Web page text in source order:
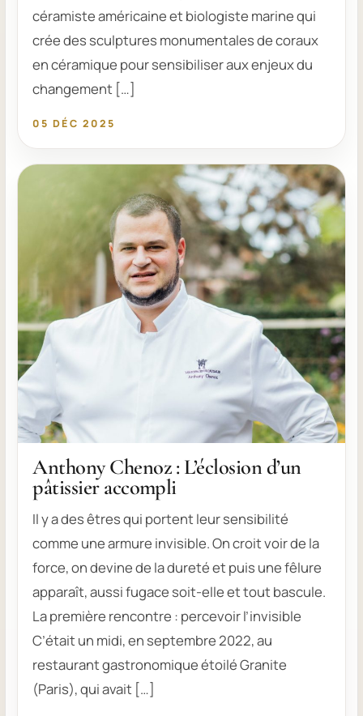
céramiste américaine et biologiste marine qui
crée des sculptures monumentales de coraux
en céramique pour sensibiliser aux enjeux du
changement […]
05 DÉC 2025
Anthony Chenoz : L’éclosion d’un
pâtissier accompli
Il y a des êtres qui portent leur sensibilité
comme une armure invisible. On croit voir de la
force, on devine de la dureté et puis une fêlure
apparaît, aussi fugace soit-elle et tout bascule.
La première rencontre : percevoir l’invisible
C’était un midi, en septembre 2022, au
restaurant gastronomique étoilé Granite
(Paris), qui avait […]